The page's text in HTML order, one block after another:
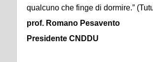
qualcuno che finge di dormire.”
prof. Romano Pesavento
Presidente CNDDU